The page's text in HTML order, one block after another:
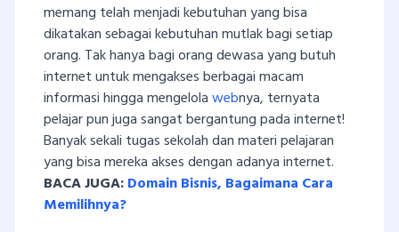
memang telah menjadi kebutuhan yang bisa
dikatakan sebagai kebutuhan mutlak bagi setiap
orang. Tak hanya bagi orang dewasa yang butuh
internet untuk mengakses berbagai macam
informasi hingga mengelolawebnya, ternyata
pelajar pun juga sangat bergantung pada internet!
Banyak sekali tugas sekolah dan materi pelajaran
yang bisa mereka akses dengan adanya internet.
BACA JUGA:Domain Bisnis, Bagaimana Cara
Memilihnya?